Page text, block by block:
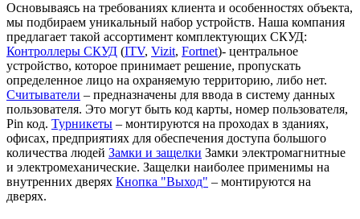
Основываясь на требованиях клиента и особенностях объекта,
мы подбираем уникальный набор устройств. Наша компания
предлагает такой ассортимент комплектующих СКУД:
Контроллеры СКУД (ITV, Vizit, Fortnet)- центральное
устройство, которое принимает решение, пропускать
определенное лицо на охраняемую территорию, либо нет.
Считыватели – предназначены для ввода в систему данных
пользователя. Это могут быть код карты, номер пользователя,
Pin код. Турникеты – монтируются на проходах в зданиях,
офисах, предприятиях для обеспечения доступа большого
количества людей Замки и защелки Замки электромагнитные
и электромеханические. Защелки наиболее применимы на
внутренних дверях Кнопка "Выход" – монтируются на
дверях.